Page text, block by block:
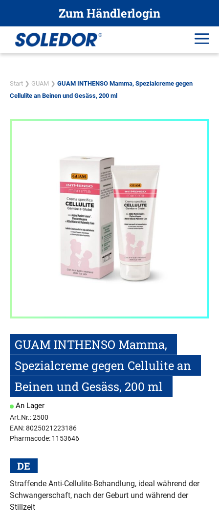
springen
Zum Händlerlogin
Start ❯ GUAM ❯ GUAM INTHENSO Mamma, Spezialcreme gegen
Cellulite an Beinen und Gesäss, 200 ml
GUAM INTHENSO Mamma,
Spezialcreme gegen Cellulite an
Beinen und Gesäss, 200 ml
An Lager
Art.Nr.: 2500
EAN: 8025021223186
Pharmacode: 1153646
DE
Straffende Anti-Cellulite-Behandlung, ideal während der
Schwangerschaft, nach der Geburt und während der
Stillzeit